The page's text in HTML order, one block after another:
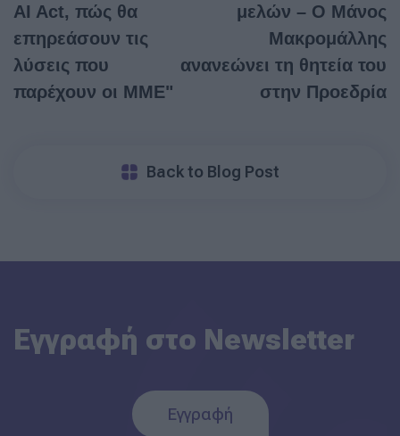
AI Act, πώς θα
επηρεάσουν τις
λύσεις που
παρέχουν οι ΜΜΕ"
μελών – Ο Μάνος
Μακρομάλλης
ανανεώνει τη θητεία του
στην Προεδρία
Back to Blog Post
Εγγραφή στο Newsletter
Εγγραφή